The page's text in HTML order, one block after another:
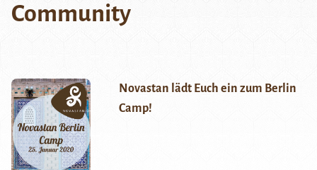
Community
Novastan lädt Euch ein zum Berlin
Camp!